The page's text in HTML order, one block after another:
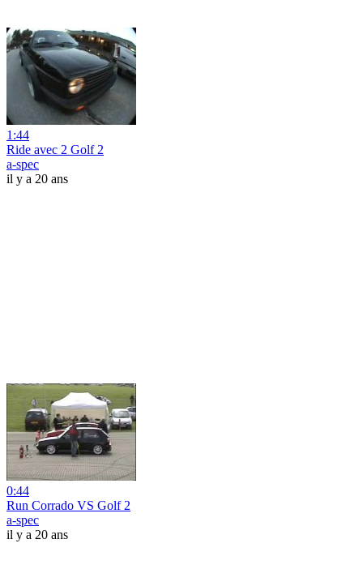
1:44
Ride avec 2 Golf 2
a-spec
il y a 20 ans
0:44
Run Corrado VS Golf 2
a-spec
il y a 20 ans